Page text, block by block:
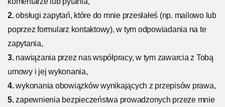
2.obsługi zapytań, które do mnie przesłałeś (np. mailowo lub
poprzez formularz kontaktowy), w tym odpowiadania na te
zapytania,
3. nawiązania przez nas współpracy, w tym zawarcia z Tobą
umowy i jej wykonania,
4.wykonania obowiązków wynikających z przepisów prawa,
5.zapewnienia bezpieczeństwa prowadzonych przeze mnie